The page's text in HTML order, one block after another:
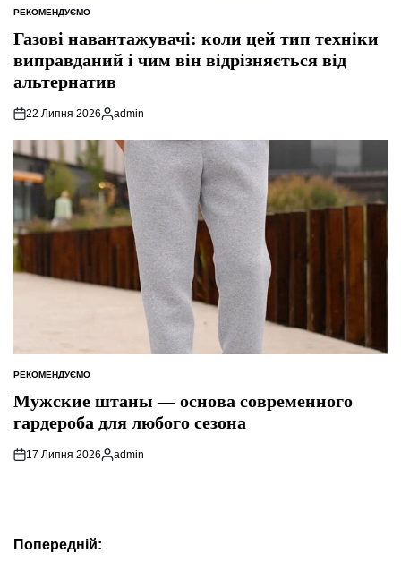
ОПУБЛІКУВАТИ
РЕКОМЕНДУЄМО
Газові навантажувачі: коли цей тип техніки
виправданий і чим він відрізняється від
альтернатив
22 Липня 2026
Опубліковано
admin
ОПУБЛІКУВАТИ
РЕКОМЕНДУЄМО
Мужские штаны — основа современного
гардероба для любого сезона
17 Липня 2026
Опубліковано
admin
Навігація
Попередній: